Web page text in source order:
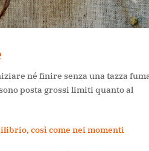
né finire senza una tazza
posta grossi limiti quanto al
così come nei momenti